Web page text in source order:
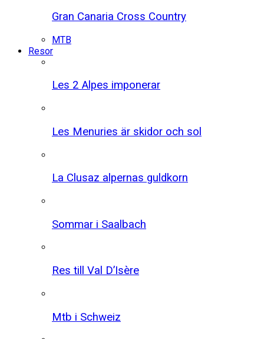
Gran Canaria Cross Country
MTB
Resor
Les 2 Alpes imponerar
Les Menuries är skidor och sol
La Clusaz alpernas guldkorn
Sommar i Saalbach
Res till Val D’Isère
Mtb i Schweiz